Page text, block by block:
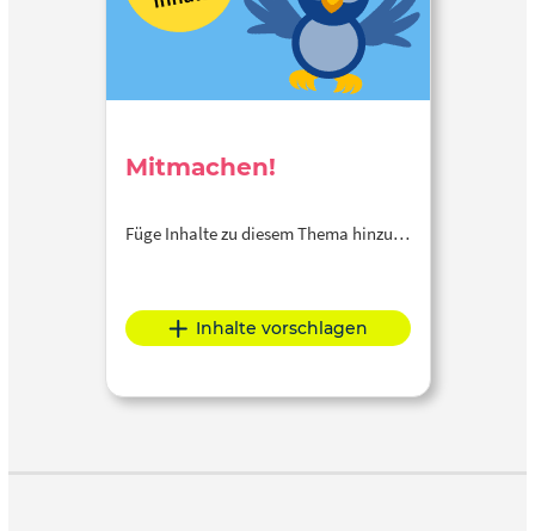
Mitmachen!
Füge Inhalte zu diesem Thema hinzu…
Inhalte vorschlagen